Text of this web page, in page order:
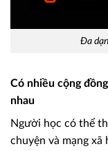
Đa
Có nhiều cộng
nhau
Người học có thể
chuyện và mạng xã